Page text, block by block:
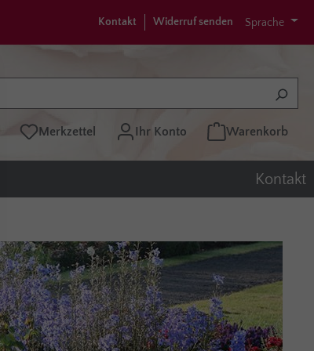
Kontakt Widerruf senden Sprache
Merkzettel Ihr Konto Warenkorb
Kontakt